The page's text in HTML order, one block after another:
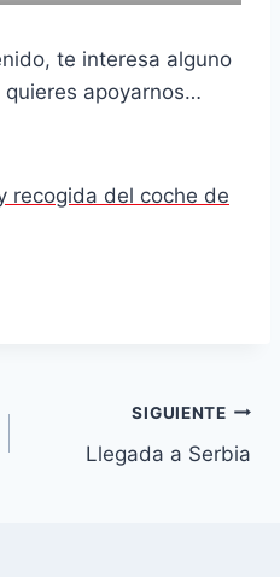
te interesa alguno
apoyarnos…
recogida del coche de
SIGUIENTE
Llegada a Serbia